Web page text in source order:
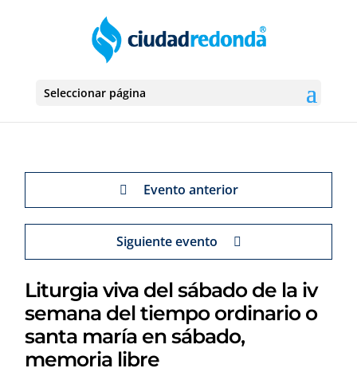
Seleccionar página
Evento anterior
Siguiente evento
Liturgia viva del sábado de la iv
semana del tiempo ordinario o
santa maría en sábado,
memoria libre